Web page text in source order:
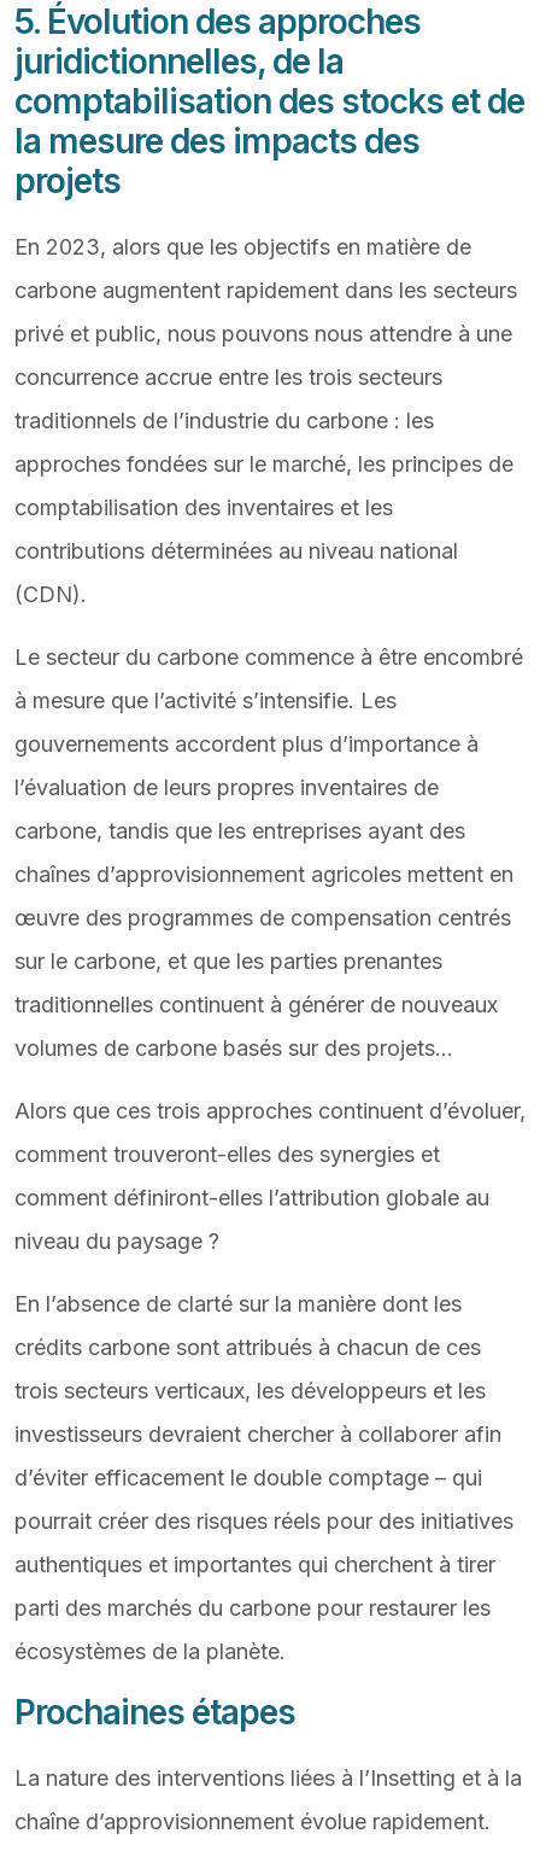
5. Évolution des approches
juridictionnelles, de la
comptabilisation des stocks et de
la mesure des impacts des
projets
En 2023, alors que les objectifs en matière de
carbone augmentent rapidement dans les secteurs
privé et public, nous pouvons nous attendre à une
concurrence accrue entre les trois secteurs
traditionnels de l’industrie du carbone : les
approches fondées sur le marché, les principes de
comptabilisation des inventaires et les
contributions déterminées au niveau national
(CDN).
Le secteur du carbone commence à être encombré
à mesure que l’activité s’intensifie. Les
gouvernements accordent plus d’importance à
l’évaluation de leurs propres inventaires de
carbone, tandis que les entreprises ayant des
chaînes d’approvisionnement agricoles mettent en
œuvre des programmes de compensation centrés
sur le carbone, et que les parties prenantes
traditionnelles continuent à générer de nouveaux
volumes de carbone basés sur des projets…
Alors que ces trois approches continuent d’évoluer,
comment trouveront-elles des synergies et
comment définiront-elles l’attribution globale au
niveau du paysage ?
En l’absence de clarté sur la manière dont les
crédits carbone sont attribués à chacun de ces
trois secteurs verticaux, les développeurs et les
investisseurs devraient chercher à collaborer afin
d’éviter efficacement le double comptage – qui
pourrait créer des risques réels pour des initiatives
authentiques et importantes qui cherchent à tirer
parti des marchés du carbone pour restaurer les
écosystèmes de la planète.
Prochaines étapes
La nature des interventions liées à l’Insetting et à la
chaîne d’approvisionnement évolue rapidement.